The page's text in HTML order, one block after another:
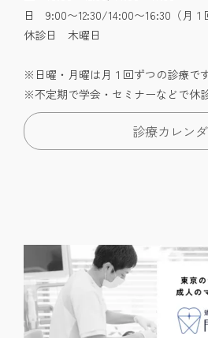
日 9:00〜12:30/14:00〜16:30（月１
休診日 木曜日
※日曜・月曜は月１回ずつの診療です
※不定期で学会・セミナーなどで休
診療カレン